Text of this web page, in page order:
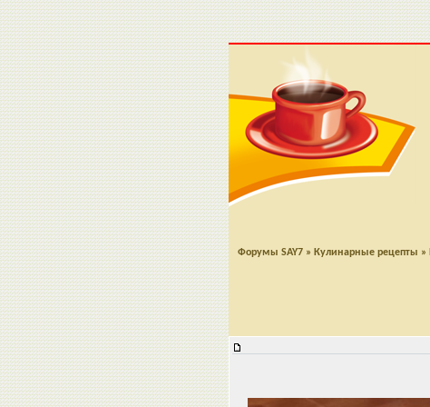
Форумы SAY7 » Кулинарные рецепты »